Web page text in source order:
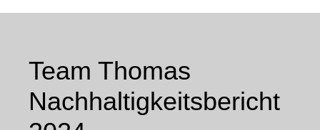
Team Thomas
Nachhaltigkeitsbericht